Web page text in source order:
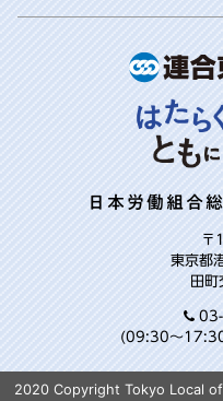
日本労働組合
〒
東京都
田
(09:30～
2020 Copyright Tokyo Local